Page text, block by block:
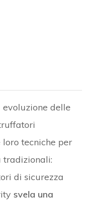
delle
tecniche per
tradizionali:
di sicurezza
svela una